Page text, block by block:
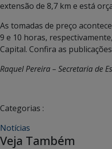
extensão de 8,7 km e está
As tomadas de preço
9 e 10 horas,
Capital. Confira as
Raquel Pereira – Secretaria de
Categorias :
Notícias
Veja Também